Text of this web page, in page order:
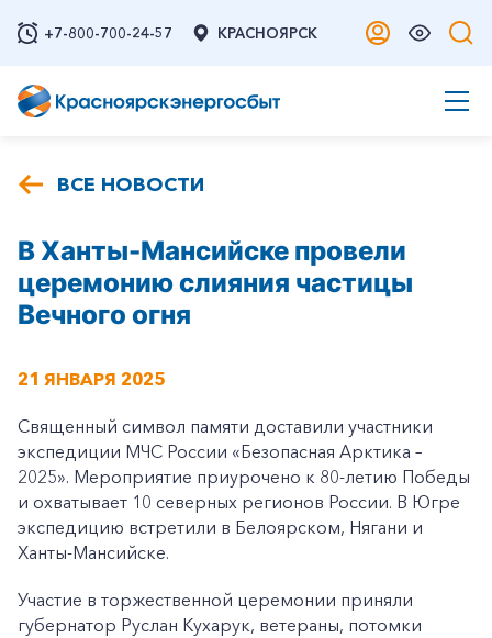
+7-800-700-24-57 КРАСНОЯРСК
ВСЕ НОВОСТИ
В Ханты-Мансийске провели
церемонию слияния частицы
Вечного огня
21 ЯНВАРЯ 2025
Священный символ памяти доставили участники
экспедиции МЧС России «Безопасная Арктика –
2025». Мероприятие приурочено к 80-летию Победы
и охватывает 10 северных регионов России. В Югре
экспедицию встретили в Белоярском, Нягани и
Ханты-Мансийске.
Участие в торжественной церемонии приняли
губернатор Руслан Кухарук, ветераны, потомки